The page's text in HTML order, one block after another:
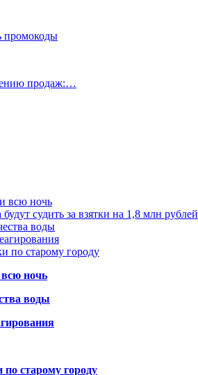
промокоды
продаж:…
всю ночь
судить за взятки на 1,8 млн рублей
воды
по старому городу
всю ночь
воды
старому городу